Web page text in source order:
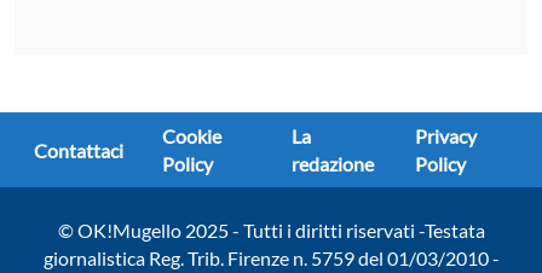
Contattaci
Cookie
Policy
La
redazione
Privacy
Policy
© OK!Mugello 2025 - Tutti i diritti riservati -Testata
giornalistica Reg. Trib. Firenze n. 5759 del 01/03/2010 -